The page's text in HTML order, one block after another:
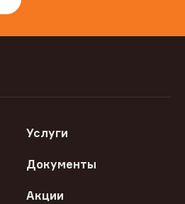
Услуги
Документы
Акции